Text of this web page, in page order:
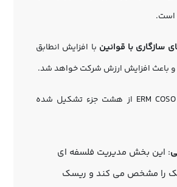
است.
سازگاری با قوانین با افزایش انطابق
و باعث افزایش ارزش شرکت خواهد شد.
چارچوب یکپارچه ERM COSO از هشت جزء تشکیل شده
: این بخش مدیریت فلسفه ای
را مشخص می کند و ریسک